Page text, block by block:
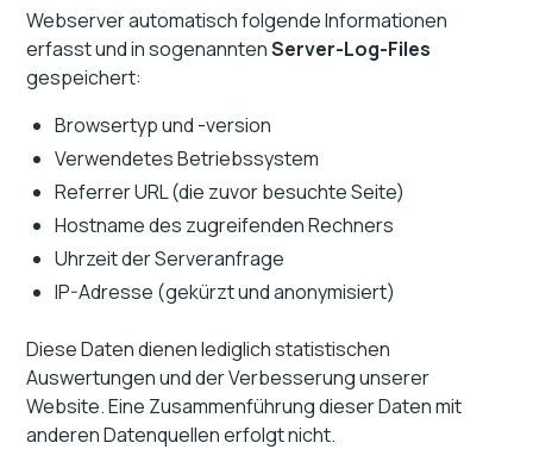
Webserver automatisch folgende Informationen
erfasst und in sogenanntenServer-Log-Files
gespeichert:
Browsertyp und -version
Verwendetes Betriebssystem
Referrer URL (die zuvor besuchte Seite)
Hostname des zugreifenden Rechners
Uhrzeit der Serveranfrage
IP-Adresse (gekürzt und anonymisiert)
Diese Daten dienen lediglich statistischen
Auswertungen und der Verbesserung unserer
Website. Eine Zusammenführung dieser Daten mit
anderen Datenquellen erfolgt nicht.